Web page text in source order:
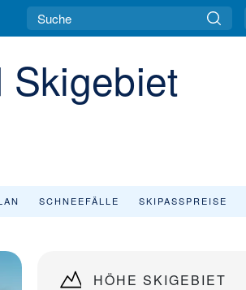
Skigebiet
SCHNEEFÄLLE SKIPASSPREISE
HÖHE SKIGEBIET